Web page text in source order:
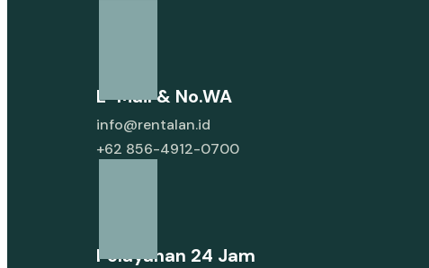
E-Mail & No.WA
info@rentalan.id
+62 856-4912-0700
Pelayanan 24 Jam